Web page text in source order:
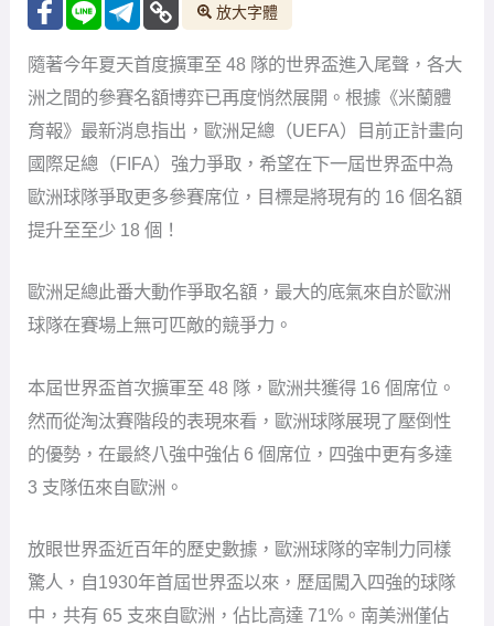
放大字體
隨著今年夏天首度擴軍至 48 隊的世界盃進入尾聲，各大
洲之間的參賽名額博弈已再度悄然展開。根據《米蘭體
育報》最新消息指出，歐洲足總（UEFA）目前正計畫向
國際足總（FIFA）強力爭取，希望在下一屆世界盃中為
歐洲球隊爭取更多參賽席位，目標是將現有的 16 個名額
提升至至少 18 個！
歐洲足總此番大動作爭取名額，最大的底氣來自於歐洲
球隊在賽場上無可匹敵的競爭力。
本屆世界盃首次擴軍至 48 隊，歐洲共獲得 16 個席位。
然而從淘汰賽階段的表現來看，歐洲球隊展現了壓倒性
的優勢，在最終八強中強佔 6 個席位，四強中更有多達
3 支隊伍來自歐洲。
放眼世界盃近百年的歷史數據，歐洲球隊的宰制力同樣
驚人，自1930年首屆世界盃以來，歷屆闖入四強的球隊
中，共有 65 支來自歐洲，佔比高達 71%。南美洲僅佔